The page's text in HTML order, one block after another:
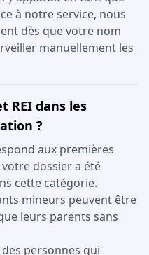
à notre service, nous
dès que votre nom
manuellement les
REI dans les
?
aux premières
dossier a été
cette catégorie.
mineurs peuvent être
leurs parents sans
personnes qui